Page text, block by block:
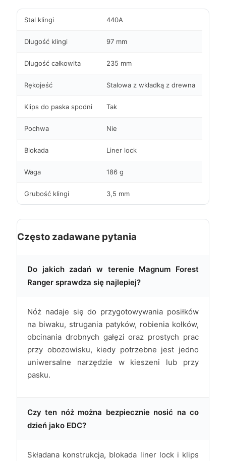
Stal klingi 440A
Długość klingi 97 mm
Długość całkowita 235 mm
Rękojeść Stalowa z wkładką z drewna
Klips do paska spodni Tak
Pochwa Nie
Blokada Liner lock
Waga 186 g
Grubość klingi 3,5 mm
Często zadawane pytania
Do jakich zadań w terenie Magnum Forest
Ranger sprawdza się najlepiej?
Nóż nadaje się do przygotowywania posiłków
na biwaku, strugania patyków, robienia kołków,
obcinania drobnych gałęzi oraz prostych prac
przy obozowisku, kiedy potrzebne jest jedno
uniwersalne narzędzie w kieszeni lub przy
pasku.
Czy ten nóż można bezpiecznie nosić na co
dzień jako EDC?
Składana konstrukcja, blokada liner lock i klips